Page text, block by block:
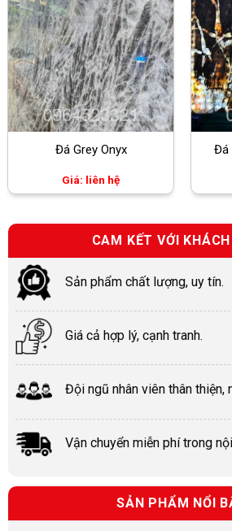
Đá Grey Onyx
Giá: liên hệ
Đá
CAM KẾT VỚI
Sản phẩm chất lượng, uy tín.
Giá cả hợp lý, cạnh tranh.
Đội ngũ nhân viên thân thiện,
Vận chuyển miễn phí trong
SẢN PHẨM NỔI